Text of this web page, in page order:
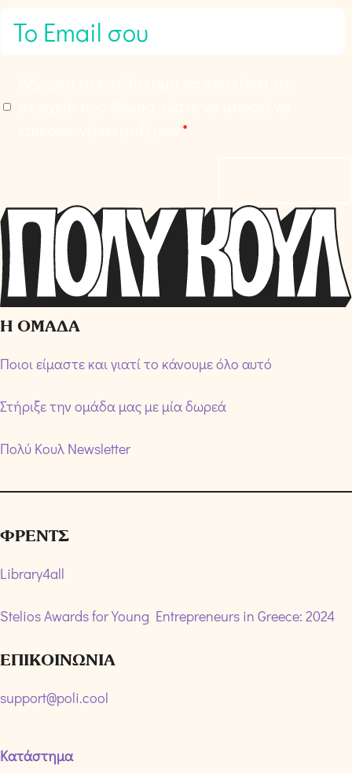
π
ή
Ό
ρ
ω
ν
*
Η ΟΜΑΔΑ
Ποιοι είμαστε και γιατί το κάνουμε όλο αυτό
Στήριξε την ομάδα μας με μία δωρεά
Πολύ Κουλ Newsletter
ΦΡΕΝΤΣ
Library4all
Stelios Awards for Young Entrepreneurs in Greece: 2024
ΕΠΙΚΟΙΝΩΝΙΑ
support@poli.cool
Κατάστημα